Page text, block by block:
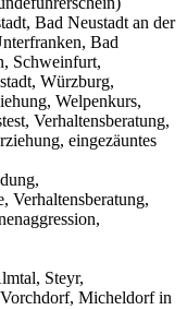
Bad Neustadt an der
Bad
Schweinfurt,
Würzburg,
Welpenkurs,
Verhaltensberatung,
eingezäuntes
Verhaltensberatung,
Steyr,
Micheldorf in